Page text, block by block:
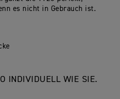
es nicht in Gebrauch ist.
INDIVIDUELL WIE SIE.